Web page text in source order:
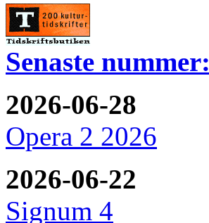
Senaste nummer:
2026-06-28
Opera 2 2026
2026-06-22
Signum 4